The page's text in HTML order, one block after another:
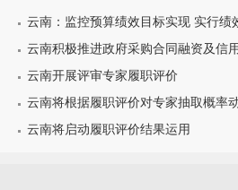
云南：监控预算绩效目标实现 实行绩
云南积极推进政府采购合同融资及信
云南开展评审专家履职评价
云南将根据履职评价对专家抽取概率
云南将启动履职评价结果运用